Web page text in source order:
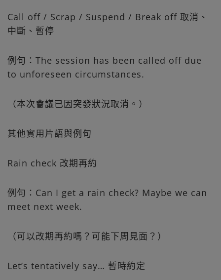
Call off / Scrap / Suspend / Break off 取消、
中斷、暫停
例句：The session has been called off due
to unforeseen circumstances.
（本次會議已因突發狀況取消。）
其他實用片語與例句
Rain check 改期再約
例句：Can I get a rain check? Maybe we can
meet next week.
（可以改期再約嗎？可能下周見面？）
Let’s tentatively say… 暫時約定